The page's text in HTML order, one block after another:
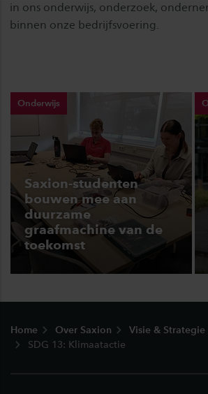
in ons onderwijs, onderzoek,
binnen onze bedrijfsvoering.
Onderwijs
Saxion-studenten
bouwen mee aan
duurzame
graafmachine van de
toekomst
Home Over Saxion Visie & Strategie
SDG 13: Klimaatactie